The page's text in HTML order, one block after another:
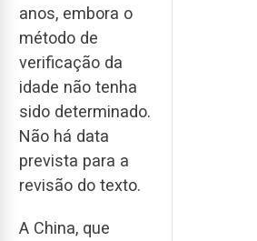
anos, embora o
método de
verificação da
idade não tenha
sido determinado.
Não há data
prevista para a
revisão do texto.
A China, que